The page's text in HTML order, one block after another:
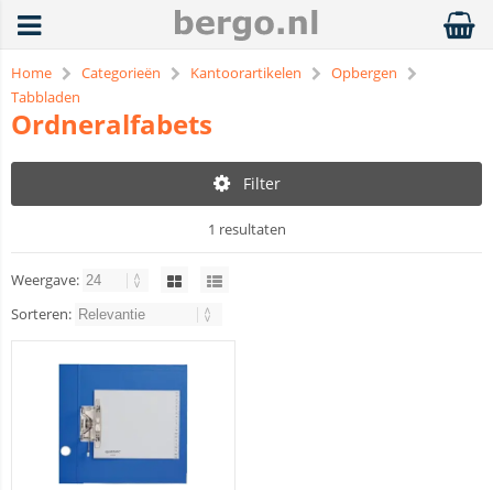
Home Categorieën Kantoorartikelen
Opbergen
Tabbladen
Ordneralfabets
Filter
1 resultaten
Weergave:
Sorteren: